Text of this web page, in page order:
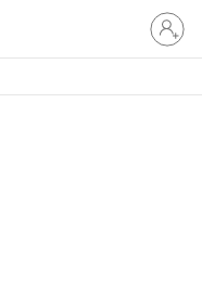
Bei
Ihrem
Konto